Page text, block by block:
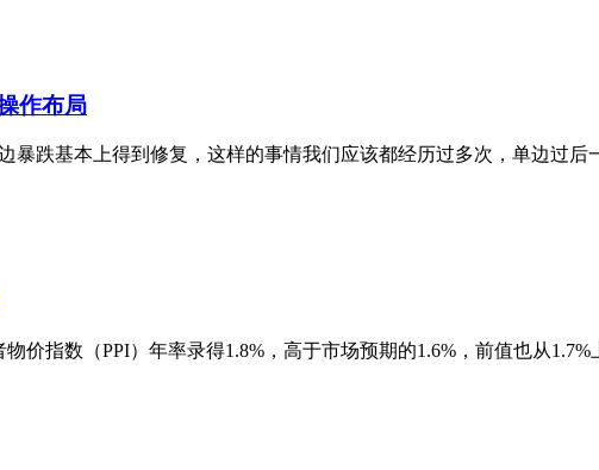
作布局
暴跌基本上得到修复，这样的事情我们应该都经历过多次，单边过后
价指数（PPI）年率录得1.8%，高于市场预期的1.6%，前值也从